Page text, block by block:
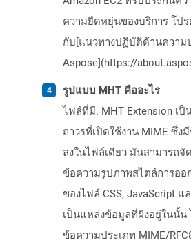
ความยืดหยุ่นของบริการ โปร
กับ[แนวทางปฏิบัติด้านความ
Aspose](https://
รูปแบบ MHT คืออะไร
ไฟล์ที่มี. MHT Extension เ
ถาวรที่เปิดใช้งาน MIME ซึ่ง
ลงในไฟล์เดียว มันสามารถจั
ข้อความรูปภาพสไตล์การอ
ของไฟล์ CSS, JavaScript แ
เป็นแหล่งข้อมูลที่ฝังอยู่ในนั้น
ข้อความประเภท MIME/